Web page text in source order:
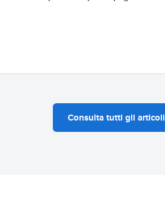
Consulta tutti gli articoli